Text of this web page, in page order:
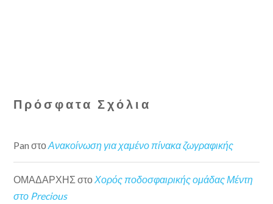
Πρόσφατα Σχόλια
Pan στοΑνακοίνωση για χαμένο πίνακα ζωγραφικής
ΟΜΑΔΑΡΧΗΣ στο Χορός ποδοσφαιρικής ομάδας Μέντη
στο Precious